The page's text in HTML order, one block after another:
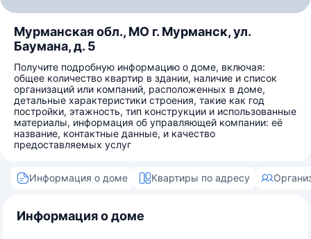
Мурманская обл., МО г. Мурманск, ул.
Баумана, д. 5
Получите подробную информацию о доме, включая:
общее количество квартир в здании, наличие и список
организаций или компаний, расположенных в доме,
детальные характеристики строения, такие как год
постройки, этажность, тип конструкции и использованные
материалы, информация об управляющей компании: её
название, контактные данные, и качество
предоставляемых услуг
Информация о доме Квартиры по адресу
Информация о доме